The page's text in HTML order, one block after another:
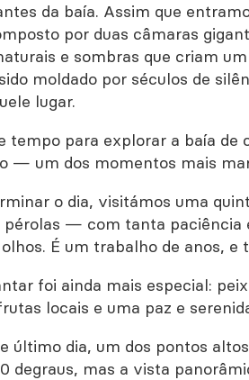
da baía. Assim que
por duas câmaras
e sombras que criam
moldado por séculos de
lugar.
tempo para explorar a baía de
— um dos momentos mais
o dia, visitámos uma
— com tanta
É um trabalho de anos,
foi ainda mais especial:
locais e uma paz e
último dia, um dos pontos
degraus, mas a vista